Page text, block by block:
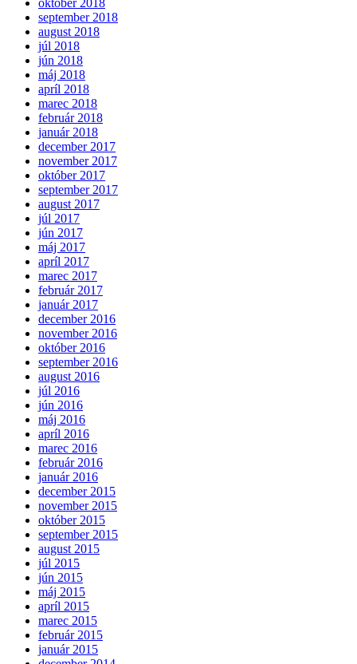
október 2018
september 2018
august 2018
júl 2018
jún 2018
máj 2018
apríl 2018
marec 2018
február 2018
január 2018
december 2017
november 2017
október 2017
september 2017
august 2017
júl 2017
jún 2017
máj 2017
apríl 2017
marec 2017
február 2017
január 2017
december 2016
november 2016
október 2016
september 2016
august 2016
júl 2016
jún 2016
máj 2016
apríl 2016
marec 2016
február 2016
január 2016
december 2015
november 2015
október 2015
september 2015
august 2015
júl 2015
jún 2015
máj 2015
apríl 2015
marec 2015
február 2015
január 2015